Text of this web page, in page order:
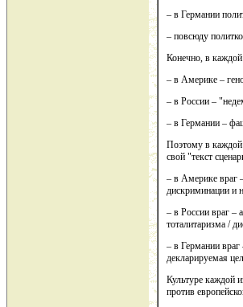
– в Германии
– повсюду
Конечно, в каждой
– в Америке –
– в России –
– в Германии –
Поэтому в каждой
свой "текст
– в Америке враг
дискриминации и
– в России враг –
тоталитаризма /
– в Германии враг
декларируемая
Культуре каждой
против